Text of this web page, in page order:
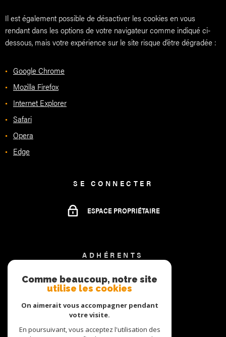
Il est également possible de désactiver les cookies en vous
rendant dans les options de votre navigateur comme indiqué ci-
dessous, mais votre expérience sur le site risque d’être dégradée :
Google Chrome
Mozilla Firefox
Internet Explorer
Safari
Opera
Edge
SE CONNECTER
ESPACE PROPRIÉTAIRE
ADHÉRENTS
Comme beaucoup, notre site
utilise les cookies
On aimerait vous accompagner pendant
votre visite.
En poursuivant, vous acceptez l'utilisation des